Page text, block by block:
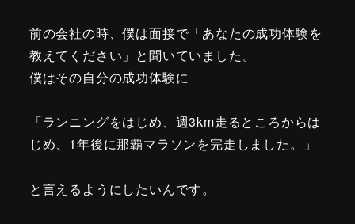
前の会社の時、僕は面接で「あなたの成功体験を
教えてください」と聞いていました。
僕はその自分の成功体験に
「ランニングをはじめ、週3km走るところからは
じめ、1年後に那覇マラソンを完走しました。」
と言えるようにしたいんです。